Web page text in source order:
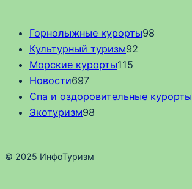
Горнолыжные курорты98
Культурный туризм92
Морские курорты115
Новости697
Спа и оздоровительные курорты
Экотуризм98
© 2025 ИнфоТуризм